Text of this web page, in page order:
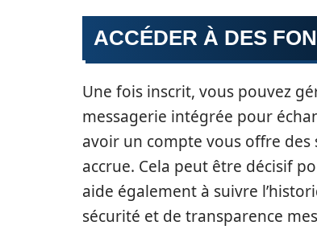
ACCÉDER À DES
Une fois inscrit, vous pouvez
messagerie intégrée pour
avoir un compte vous offre des
accrue. Cela peut être décisif
aide également à suivre
sécurité et de transparence